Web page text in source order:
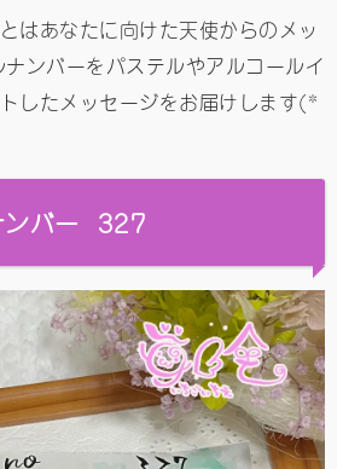
はあなたに向けた天使からのメッ
ンバーをパステルやアルコールイ
したメッセージをお届けします(*
ンバー 327